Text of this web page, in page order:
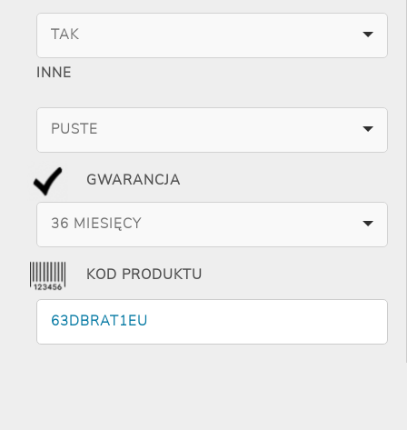
TAK
INNE
PUSTE
GWARANCJA
36 MIESIĘCY
KOD PRODUKTU
63DBRAT1EU